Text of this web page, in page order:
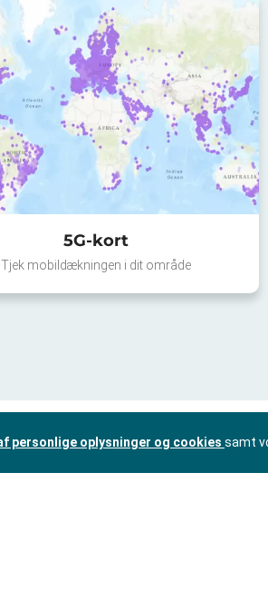
5G-kort
Tjek mobildækningen i dit område
personlige oplysninger og cookies samt